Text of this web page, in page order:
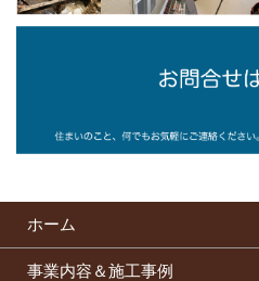
ホーム
事業内容＆施工事例